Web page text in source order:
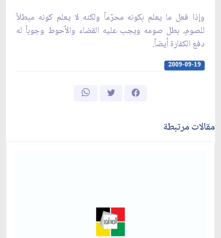
وإذا فعل ما يعلم بكونه محرّماً ولكنه لا يعلم كونه مبطلاً
للصوم، بطل صومه ويجب عليه القضاء والأحوط وجوباً له
دفع الكفارة أيضاً.
2009-09-19
مقالات مرتبطة